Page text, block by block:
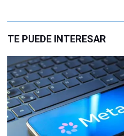
TE PUEDE INTERESAR